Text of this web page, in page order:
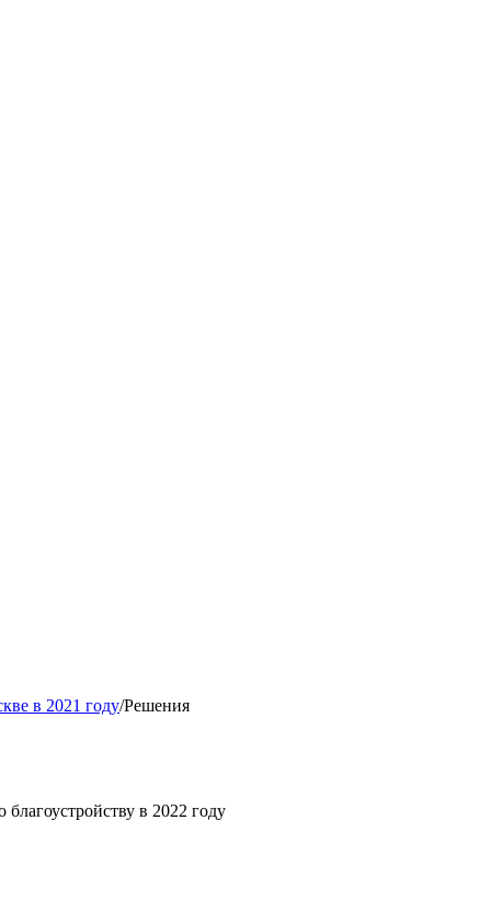
в 2021 году/Решения
в 2022 году